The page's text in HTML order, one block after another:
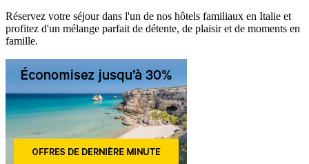
Réservez votre séjour dans l'un de nos hôtels familiaux en Italie et
profitez d'un mélange parfait de détente, de plaisir et de moments en
famille.